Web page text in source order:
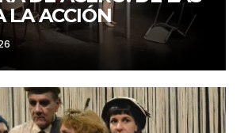
LA ACCIÓN